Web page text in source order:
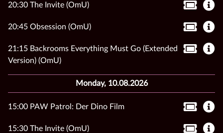
20:30 The Invite (OmU)
20:45 Obsession (OmU)
21:15 Backrooms Everything Must Go (Extended
Version) (OmU)
Monday, 10.08.2026
15:00 PAW Patrol: Der Dino Film
15:30 The Invite (OmU)